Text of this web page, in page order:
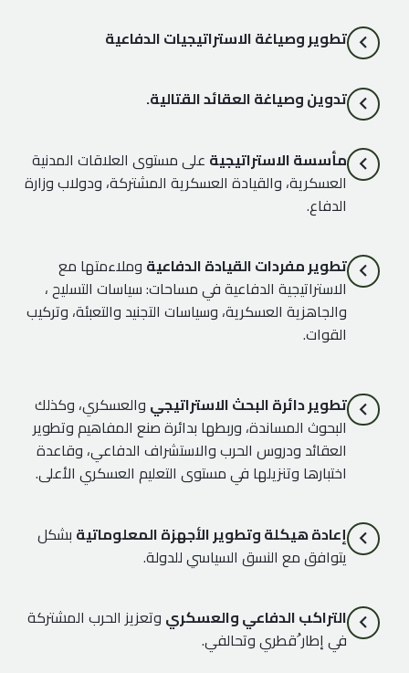
تطوير وصياغة الاستراتيجيات الدفاعية
تدوين وصياغة العقائد القتالية.
مأسسة الاستراتيجية على مستوى العلاقات المدنية
العسكرية، والقيادة العسكرية المشتركة، ودولاب وزارة
الدفاع.
تطوير مفردات القيادة الدفاعية وملاءمتها مع
الاستراتيجية الدفاعية في مساحات: سياسات التسليح ،
والجاهزية العسكرية، وسياسات التجنيد والتعبئة، وتركيب
القوات.
تطوير دائرة البحث الاستراتيجي والعسكري، وكذلك
البحوث المساندة، وربطها بدائرة صنع المفاهيم وتطوير
العقائد ودروس الحرب والاستشراف الدفاعي، وقاعدة
اختبارها وتنزيلها في مستوى التعليم العسكري الأعلى.
إعادة هيكلة وتطوير الأجهزة المعلوماتية بشكل
يتوافق مع النسق السياسي للدولة.
التراكب الدفاعي والعسكري وتعزيز الحرب المشتركة
في إطار ُقطري وتحالفي.